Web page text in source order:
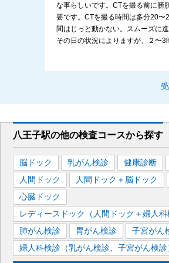
な事らしいです。CTを撮る前に膀
要です。CTを撮る時間は多分20〜
間はじっと動かない。スムーズに
その日の状況によりますが、２〜3
八王子駅の他の検査コースから探す
脳ドック 乳がん検診 健康診断
人間ドック
人間ドック＋脳ドック
心臓ドック
レディースドック（人間ドック＋婦人科
肺がん検診
胃がん検診
子宮がん
婦人科検診（乳がん検診、子宮がん検診